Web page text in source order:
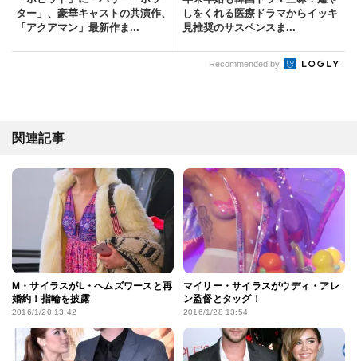
ター」、豪華キャストの共演作、
「アクアマン」最新作ま...
しをくれる医療ドラマからイッキ
見推奨のサスペンスま...
Recommended by
関連記事
M・サイラスがL・ヘムズワースと再
婚約！指輪を披露
2016/1/20 13:42
マイリー・サイラスがウディ・アレ
ン監督とタッグ！
2016/1/28 13:54